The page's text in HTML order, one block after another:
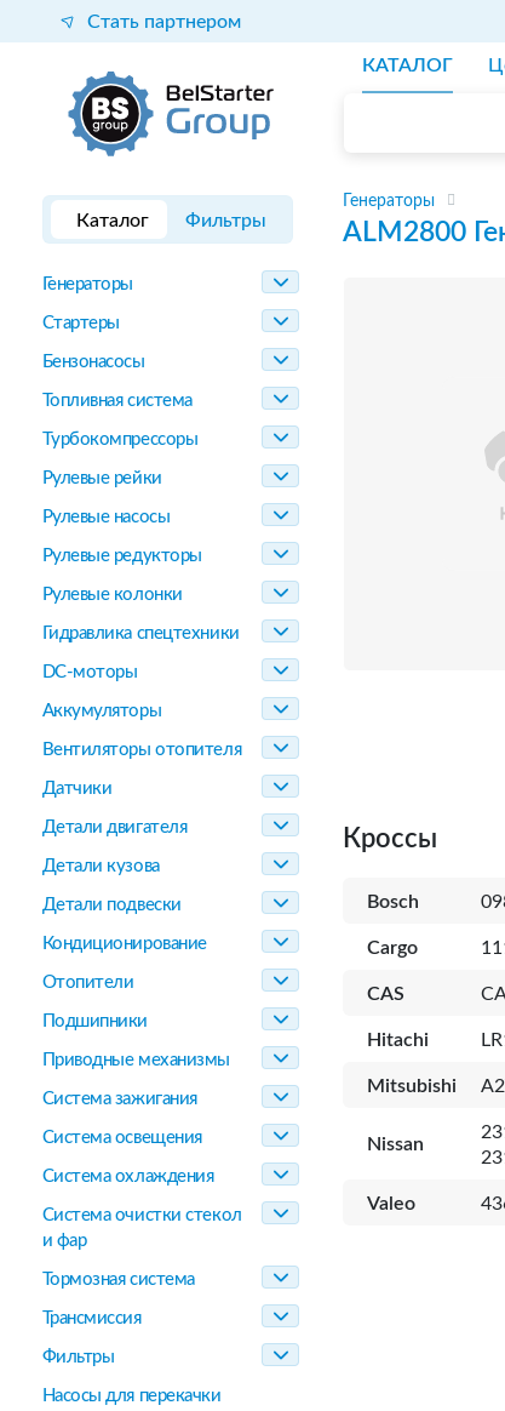
Стать партнером
КАТАЛОГ
Каталог Фильтры
Генераторы
Стартеры
Бензонасосы
Топливная система
Турбокомпрессоры
Рулевые рейки
Рулевые насосы
Рулевые редукторы
Рулевые колонки
Гидравлика спецтехники
DC-моторы
Аккумуляторы
Вентиляторы отопителя
Датчики
Детали двигателя
Детали кузова
Детали подвески
Кондиционирование
Отопители
Подшипники
Приводные механизмы
Система зажигания
Система освещения
Система охлаждения
Система очистки стекол
и фар
Тормозная система
Трансмиссия
Фильтры
Насосы для перекачки
Генераторы
ALM2800
Кроссы
Bosch
Cargo
CAS
Hitachi
Mitsubishi
Nissan
Valeo